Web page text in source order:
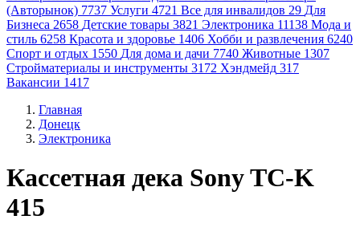
(Авторынок) 7737 Услуги 4721 Все для инвалидов 29 Для
Бизнеса 2658 Детские товары 3821 Электроника 11138 Мода и
стиль 6258 Красота и здоровье 1406 Хобби и развлечения 6240
Спорт и отдых 1550 Для дома и дачи 7740 Животные 1307
Стройматериалы и инструменты 3172 Хэндмейд 317
Вакансии 1417
Главная
Донецк
Электроника
Кассетная дека Sony TC-K
415